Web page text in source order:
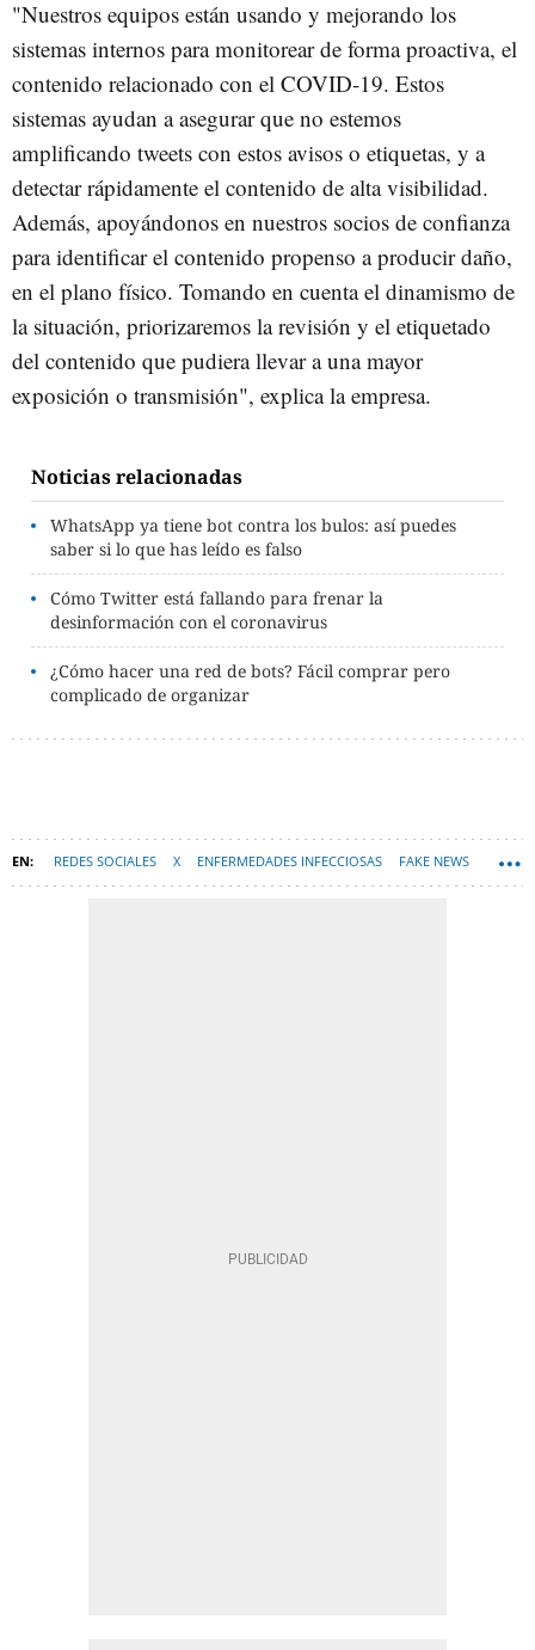
"Nuestros equipos están usando y mejorando los
sistemas internos para monitorear de forma proactiva, el
contenido relacionado con el COVID-19. Estos
sistemas ayudan a asegurar que no estemos
amplificando tweets con estos avisos o etiquetas, y a
detectar rápidamente el contenido de alta visibilidad.
Además, apoyándonos en nuestros socios de confianza
para identificar el contenido propenso a producir daño,
en el plano físico. Tomando en cuenta el dinamismo de
la situación, priorizaremos la revisión y el etiquetado
del contenido que pudiera llevar a una mayor
exposición o transmisión", explica la empresa.
Noticias relacionadas
WhatsApp ya tiene bot contra los bulos: así puedes
saber si lo que has leído es falso
Cómo Twitter está fallando para frenar la
desinformación con el coronavirus
¿Cómo hacer una red de bots? Fácil comprar pero
complicado de organizar
REDES SOCIALES X ENFERMEDADES INFECCIOSAS FAKE NEWS